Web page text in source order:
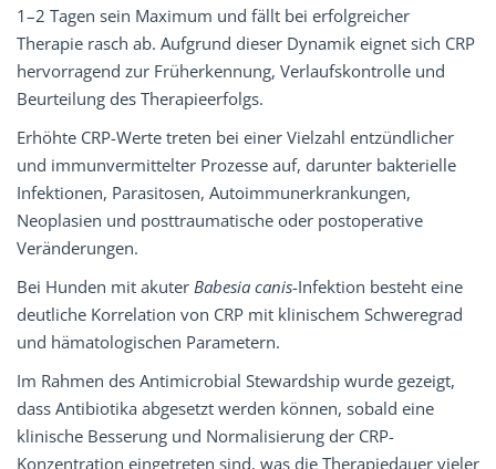
1–2 Tagen sein Maximum und fällt bei erfolgreicher
Therapie rasch ab. Aufgrund dieser Dynamik eignet sich CRP
hervorragend zur Früherkennung, Verlaufskontrolle und
Beurteilung des Therapieerfolgs.
Erhöhte CRP-Werte treten bei einer Vielzahl entzündlicher
und immunvermittelter Prozesse auf, darunter bakterielle
Infektionen, Parasitosen, Autoimmunerkrankungen,
Neoplasien und posttraumatische oder postoperative
Veränderungen.
Bei Hunden mit akuter Babesia canis-Infektion besteht eine
deutliche Korrelation von CRP mit klinischem Schweregrad
und hämatologischen Parametern.
Im Rahmen des Antimicrobial Stewardship wurde gezeigt,
dass Antibiotika abgesetzt werden können, sobald eine
klinische Besserung und Normalisierung der CRP-
Konzentration eingetreten sind, was die Therapiedauer vieler